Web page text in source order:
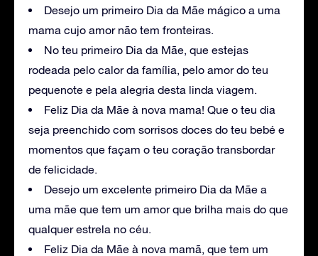
Desejo um primeiro Dia da Mãe mágico a uma
mama cujo amor não tem fronteiras.
No teu primeiro Dia da Mãe, que estejas
rodeada pelo calor da família, pelo amor do teu
pequenote e pela alegria desta linda viagem.
Feliz Dia da Mãe à nova mama! Que o teu dia
seja preenchido com sorrisos doces do teu bebé e
momentos que façam o teu coração transbordar
de felicidade.
Desejo um excelente primeiro Dia da Mãe a
uma mãe que tem um amor que brilha mais do que
qualquer estrela no céu.
Feliz Dia da Mãe à nova mamã, que tem um